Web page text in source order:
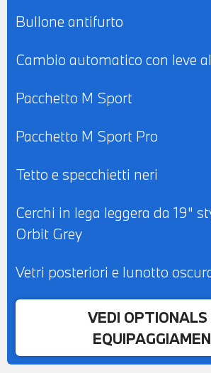
Bullone antifurto
Cambio automatico con leve
Pacchetto M Sport
Pacchetto M Sport Pro
Tetto e specchietti neri
Cerchi in lega leggera da 19"
Orbit Grey
Vetri posteriori e lunotto
VEDI OPTIONALS